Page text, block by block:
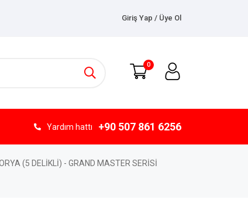
Giriş Yap / Üye Ol
0
Yardım hattı +90 507 861 6256
(5 DELİKLİ) - GRAND MASTER SERİSİ